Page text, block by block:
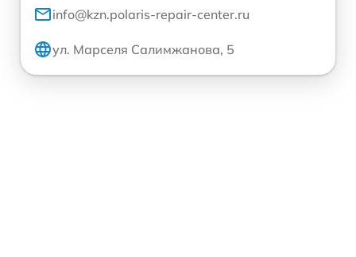
info@kzn.polaris-repair-center.ru
ул. Марселя Салимжанова, 5